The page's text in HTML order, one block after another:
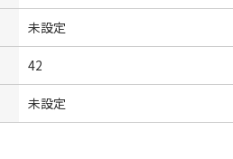
未設定
42
未設定